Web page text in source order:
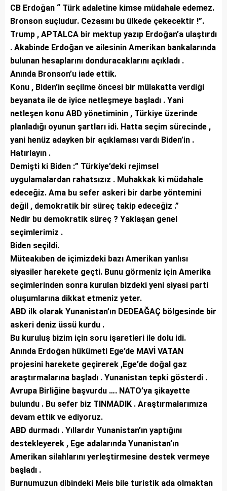
CB Erdoğan “ Türk adaletine kimse müdahale edemez.
Bronson suçludur. Cezasını bu ülkede çekecektir !”.
Trump , APTALCA bir mektup yazıp Erdoğan’a ulaştırdı
. Akabinde Erdoğan ve ailesinin Amerikan bankalarında
bulunan hesaplarını donduracaklarını açıkladı .
Anında Bronson’u iade ettik.
Konu , Biden’in seçilme öncesi bir mülakatta verdiği
beyanata ile de iyice netleşmeye başladı . Yani
netleşen konu ABD yönetiminin , Türkiye üzerinde
planladığı oyunun şartları idi. Hatta seçim sürecinde ,
yani henüz adayken bir açıklaması vardı Biden’in .
Hatırlayın .
Demişti ki Biden :” Türkiye’deki rejimsel
uygulamalardan rahatsızız . Muhakkak ki müdahale
edeceğiz. Ama bu sefer askeri bir darbe yöntemini
değil , demokratik bir süreç takip edeceğiz .”
Nedir bu demokratik süreç ? Yaklaşan genel
seçimlerimiz .
Biden seçildi.
Müteakıben de içimizdeki bazı Amerikan yanlısı
siyasiler harekete geçti. Bunu görmeniz için Amerika
seçimlerinden sonra kurulan bizdeki yeni siyasi parti
oluşumlarına dikkat etmeniz yeter.
ABD ilk olarak Yunanistan’ın DEDEAĞAÇ bölgesinde bir
askeri deniz üssü kurdu .
Bu kuruluş bizim için soru işaretleri ile dolu idi.
Anında Erdoğan hükümeti Ege’de MAVİ VATAN
projesini harekete geçirerek ,Ege’de doğal gaz
araştırmalarına başladı . Yunanistan tepki gösterdi .
Avrupa Birliğine başvurdu …. NATO’ya şikayette
bulundu . Bu sefer biz TINMADIK . Araştırmalarımıza
devam ettik ve ediyoruz.
ABD durmadı . Yıllardır Yunanistan’ın yaptığını
destekleyerek , Ege adalarında Yunanistan’ın
Amerikan silahlarını yerleştirmesine destek vermeye
başladı .
Burnumuzun dibindeki Meis bile turistik ada olmaktan